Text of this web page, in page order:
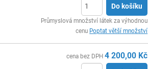
Do košíku
Průmyslová množství látek za výhodnou
cenu Poptat větší množství
cena bez DPH 4 200,00 Kč